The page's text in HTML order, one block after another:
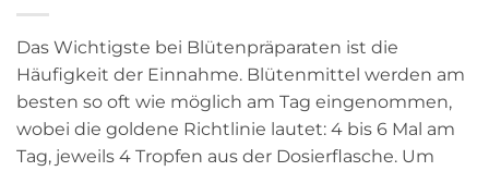
Das Wichtigste bei Blütenpräparaten ist die
Häufigkeit der Einnahme. Blütenmittel werden am
besten so oft wie möglich am Tag eingenommen,
wobei die goldene Richtlinie lautet: 4 bis 6 Mal am
Tag, jeweils 4 Tropfen aus der Dosierflasche. Um